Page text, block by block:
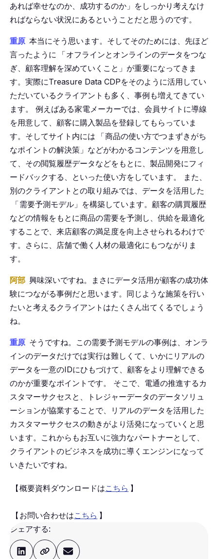
あれば幸せなのか、成功するのか」をしっかり考えなけ
ればならない状況にあるということだと思うのです。
重原 本当にそう思います。そしてそのためには、先ほど
言ったように
「オフラインとオンラインのデータをつな
ぎ、顧客理解を深めていくこと」が重要になってきま
す。実際にTreasure Data CDPをそのように活用してい
ただいているクライアントも多く、事例も増えてきてい
ます。
例えばある家電メーカーでは、会員サイトに導線
を用意して、顧客に購入製品を登録してもらっていま
す。そしてサイト内には
「商品の使い方でつまずきがち
なポイントの解決策」などがわかるコンテンツを用意し
て、その閲覧履歴データなどをもとに、製品開発にフィ
ードバックする、といった使い方をしています。
また、
別のクライアントとの取り組みでは、データを活用した
「需要予測モデル」を構築しています。顧客の購買履歴
などの情報をもとに商品の需要を予測し、供給を最適化
することで、来店顧客の満足度を向上させられるわけで
す。さらに、店舗で働く人材の最適化にもつながりま
す。
阿部 興味深いですね。まさにデータ活用が顧客の成功体
験につながる事例だと思います。同じような施策を行い
たいと考えるクライアントはたくさん出てくるでしょう
ね。
重原 そうですね。この需要予測モデルの事例は、オンラ
インのデータだけでは実行は難しくて、いかにリアルの
データを一意のIDにひもづけて、顧客をより理解できる
のかが重要なポイントです。
そこで、電通の推進するカ
スタマーサクセスと、トレジャーデータのデータソリュ
ーションが協業することで、リアルのデータを活用した
カスタマーサクセスの動きがより活発になっていくと思
います。これからもお互いに強力なパートナーとして、
クライアントのビジネスを成功に導くエンジンになって
いきたいですね。
【概要資料ダウンロードはこちら 】
【 お問い合わせはこちら 】
シェアする: